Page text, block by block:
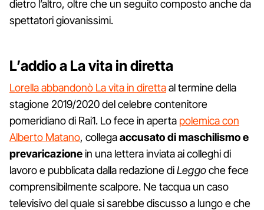
dietro l’altro, oltre che un seguito composto anche da
spettatori giovanissimi.
L’addio a La vita in diretta
Lorella abbandonò La vita in direttaal termine della
stagione 2019/2020 del celebre contenitore
pomeridiano di Rai1. Lo fece in aperta polemica con
Alberto Matano, collegaaccusato di maschilismo e
prevaricazionein una lettera inviata ai colleghi di
lavoro e pubblicata dalla redazione diLeggoche fece
comprensibilmente scalpore. Ne tacqua un caso
televisivo del quale si sarebbe discusso a lungo e che